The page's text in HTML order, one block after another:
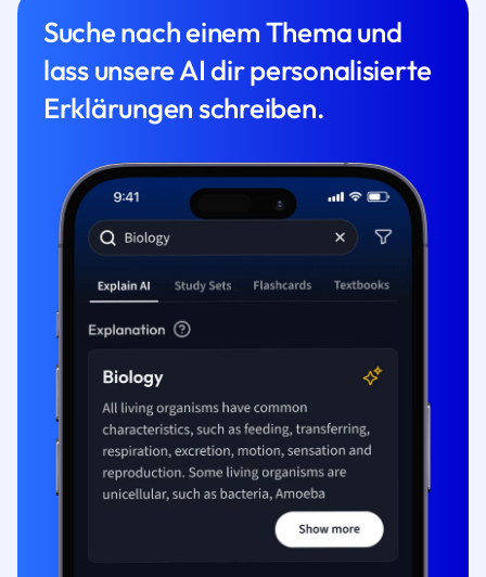
Suche nach einem Thema und
lass unsere AI dir personalisierte
Erklärungen schreiben.